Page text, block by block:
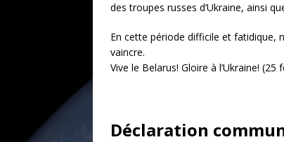
des troupes russes d’Ukraine, ainsi
En cette période difficile et fatidique,
vaincre.
Vive le Belarus! Gloire à l’Ukraine! (25
Déclaration